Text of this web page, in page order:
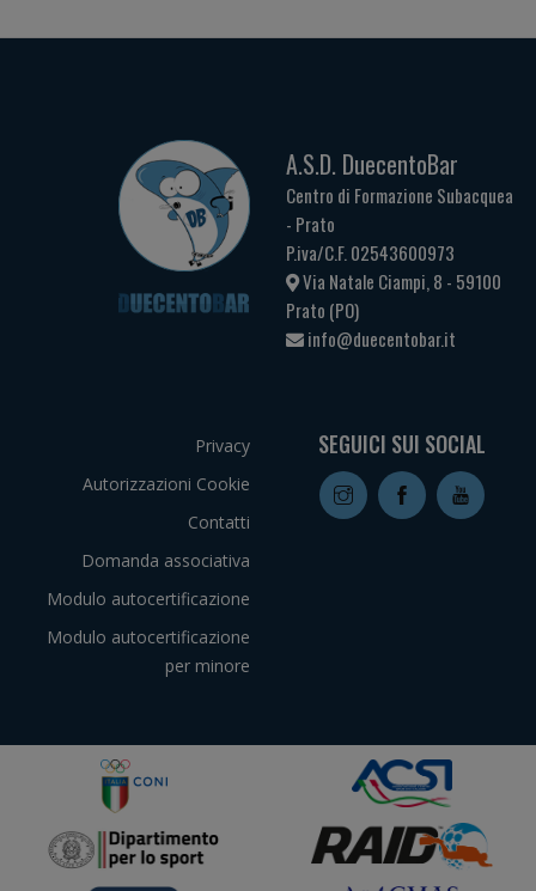
A.S.D. DuecentoBar
Centro di Formazione Subacquea
- Prato
P.iva/C.F. 02543600973
Via Natale Ciampi, 8 - 59100
Prato (PO)
info@duecentobar.it
Privacy
Autorizzazioni Cookie
Contatti
Domanda associativa
Modulo autocertificazione
Modulo autocertificazione
per minore
SEGUICI SUI SOCIAL